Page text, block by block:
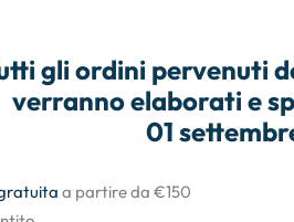
gli ordini pervenuti
verranno elaborati e
01
a partire da €150